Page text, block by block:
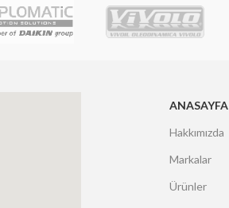
ANASAYFA
Hakkımızda
Markalar
Ürünler